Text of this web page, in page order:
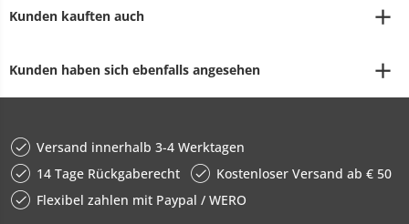
Kunden kauften auch
Kunden haben sich ebenfalls angesehen
Versand innerhalb 3-4 Werktagen
14 Tage Rückgaberecht
Kostenloser Versand ab € 50
Flexibel zahlen mit Paypal / WERO